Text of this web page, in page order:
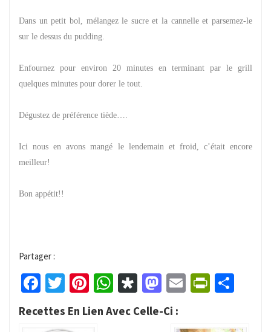
Dans un petit bol, mélangez le sucre et la cannelle et parsemez-le
sur le dessus du pudding.
Enfournez pour environ 20 minutes en terminant par le grill
quelques minutes pour dorer le tout.
Dégustez de préférence tiède….
Ici nous en avons mangé le lendemain et froid, c’était encore
meilleur!
Bon appétit!!
Partager :
Facebook
Twitter
Pinterest
WhatsApp
Diaspora
Mastodon
Email
Recettes En Lien Avec Celle-Ci :